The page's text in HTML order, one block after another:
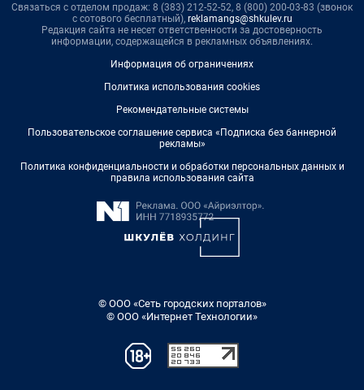
Связаться с отделом продаж: 8 (383) 212-52-52, 8 (800) 200-03-83 (звонок
с сотового бесплатный), reklamangs@shkulev.ru
Редакция сайта не несет ответственности за достоверность
информации, содержащейся в рекламных объявлениях.
Информация об ограничениях
Политика использования cookies
Рекомендательные системы
Пользовательское соглашение сервиса «Подписка без баннерной
рекламы»
Политика конфиденциальности и обработки персональных данных и
правила использования сайта
© ООО «Сеть городских порталов»
© ООО «Интернет Технологии»